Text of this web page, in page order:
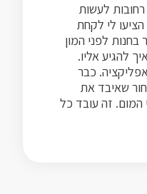
לעשות
לי לקחת
לפני המון
להגיע אליו.
כבר
שאיבד את
המום. זה עובד כל